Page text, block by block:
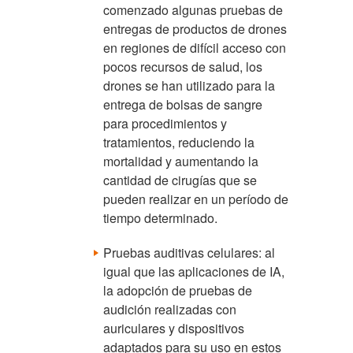
comenzado algunas pruebas de
entregas de productos de drones
en regiones de difícil acceso con
pocos recursos de salud, los
drones se han utilizado para la
entrega de bolsas de sangre
para procedimientos y
tratamientos, reduciendo la
mortalidad y aumentando la
cantidad de cirugías que se
pueden realizar en un período de
tiempo determinado.
Pruebas auditivas celulares: al
igual que las aplicaciones de IA,
la adopción de pruebas de
audición realizadas con
auriculares y dispositivos
adaptados para su uso en estos